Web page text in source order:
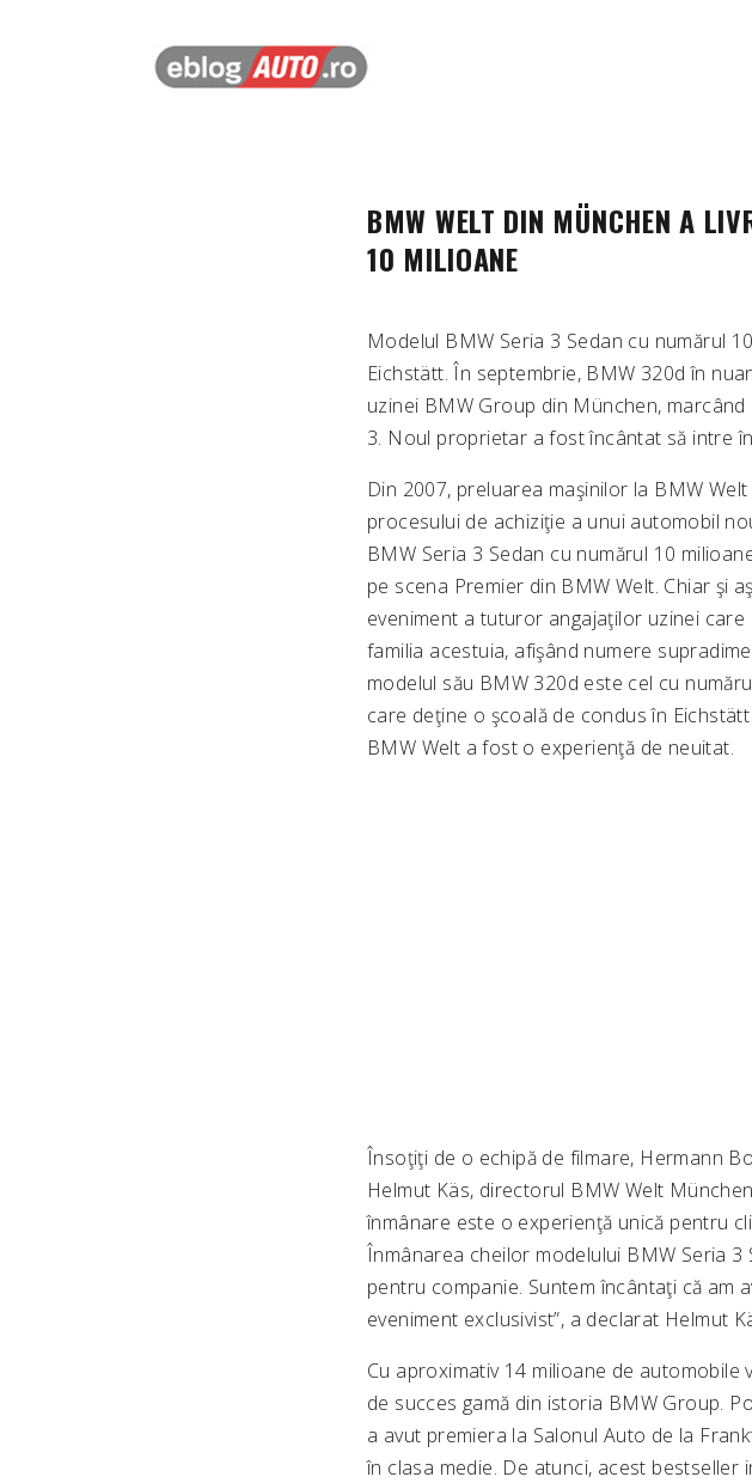
BMW WELT DIN MÜNCHEN A
10 MILIOANE
Modelul BMW Seria 3 Sedan cu numărul
Eichstätt. În septembrie, BMW 320d în
uzinei BMW Group din München,
3. Noul proprietar a fost încântat să intre
Din 2007, preluarea maşinilor la BMW
procesului de achiziţie a unui automobil
BMW Seria 3 Sedan cu numărul 10
pe scena Premier din BMW Welt. Chiar şi
eveniment a tuturor angajaţilor uzinei
familia acestuia, afişând numere
modelul său BMW 320d este cel cu
care deţine o şcoală de condus în
BMW Welt a fost o experienţă de neuitat.
Însoţiţi de o echipă de filmare, Hermann
Helmut Käs, directorul BMW Welt
înmânare este o experienţă unică pentru
Înmânarea cheilor modelului BMW Seria
pentru companie. Suntem încântaţi că
eveniment exclusivist”, a declarat Helmut
Cu aproximativ 14 milioane de
de succes gamă din istoria BMW Group.
a avut premiera la Salonul Auto de la
în clasa medie. De atunci, acest